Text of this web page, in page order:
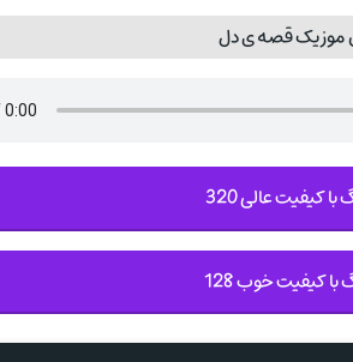
موزیک قصه ی دل
کیفیت عالی 320
با کیفیت خوب 128